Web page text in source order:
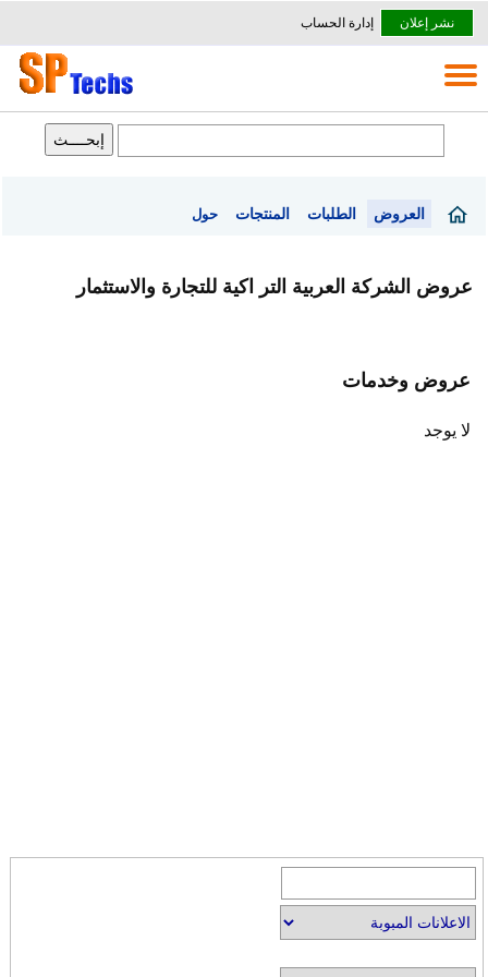
نشر إعلان إدارة الحساب
العروض الطلبات المنتجات حول
عروض الشركة العربية التر اكية للتجارة والاستثمار
عروض وخدمات
لا يوجد